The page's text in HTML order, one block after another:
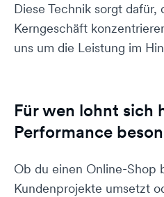
Diese Technik sorgt dafür,
Kerngeschäft
uns um die Leistung im
Für wen lohnt sich
Performance
Ob du einen Online-Shop
Kundenprojekte umsetzt